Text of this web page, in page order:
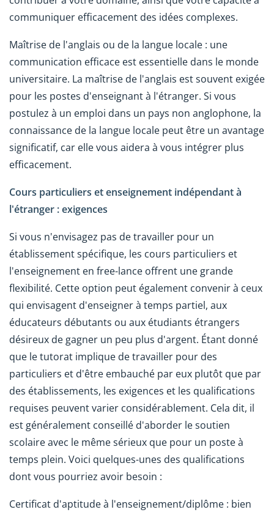
communiquer efficacement des idées complexes.
Maîtrise de l'anglais ou de la langue locale : une
communication efficace est essentielle dans le monde
universitaire. La maîtrise de l'anglais est souvent exigée
pour les postes d'enseignant à l'étranger. Si vous
postulez à un emploi dans un pays non anglophone, la
connaissance de la langue locale peut être un avantage
significatif, car elle vous aidera à vous intégrer plus
efficacement.
Cours particuliers et enseignement indépendant à
l'étranger : exigences
Si vous n'envisagez pas de travailler pour un
établissement spécifique, les cours particuliers et
l'enseignement en free-lance offrent une grande
flexibilité. Cette option peut également convenir à ceux
qui envisagent d'enseigner à temps partiel, aux
éducateurs débutants ou aux étudiants étrangers
désireux de gagner un peu plus d'argent. Étant donné
que le tutorat implique de travailler pour des
particuliers et d'être embauché par eux plutôt que par
des établissements, les exigences et les qualifications
requises peuvent varier considérablement. Cela dit, il
est généralement conseillé d'aborder le soutien
scolaire avec le même sérieux que pour un poste à
temps plein. Voici quelques-unes des qualifications
dont vous pourriez avoir besoin :
Certificat d'aptitude à l'enseignement/diplôme : bien